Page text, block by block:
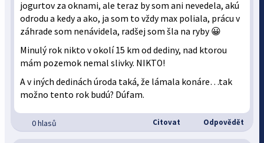
jogurtov za oknami, ale teraz by som ani nevedela, akú
odrodu a kedy a ako, ja som to vždy max poliala, prácu v
záhrade som nenávidela, radšej som šla na ryby 😀
Minulý rok nikto v okolí 15 km od dediny, nad ktorou
mám pozemok nemal slivky. NIKTO!
A v iných dedinách úroda taká, že lámala konáre…tak
možno tento rok budú? Dúfam.
0 hlasů Citovat Odpovědět